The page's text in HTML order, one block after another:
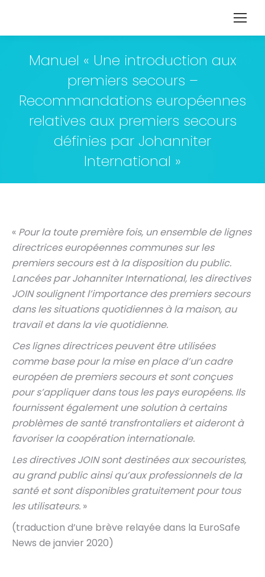
Manuel « Une introduction aux
premiers secours –
Recommandations européennes
relatives aux premiers secours
définies par Johanniter
International »
« Pour la toute première fois, un ensemble de lignes
directrices européennes communes sur les
premiers secours est à la disposition du public.
Lancées par Johanniter International, les directives
JOIN soulignent l’importance des premiers secours
dans les situations quotidiennes à la maison, au
travail et dans la vie quotidienne.
Ces lignes directrices peuvent être utilisées
comme base pour la mise en place d’un cadre
européen de premiers secours et sont conçues
pour s’appliquer dans tous les pays européens. Ils
fournissent également une solution à certains
problèmes de santé transfrontaliers et aideront à
favoriser la coopération internationale.
Les directives JOIN sont destinées aux secouristes,
au grand public ainsi qu’aux professionnels de la
santé et sont disponibles gratuitement pour tous
les utilisateurs. »
(traduction d’une brève relayée dans la EuroSafe
News de janvier 2020)